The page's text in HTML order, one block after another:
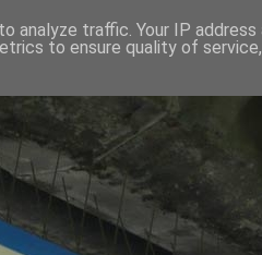
analyze traffic. Your IP address
to ensure quality of